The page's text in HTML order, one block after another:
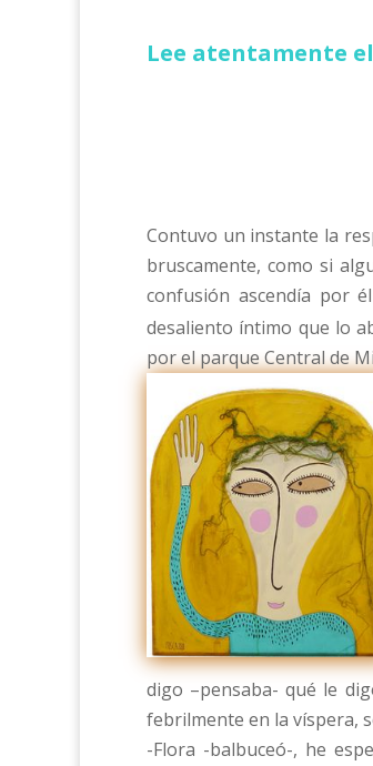
Lee atentamente
Contuvo un instante la
bruscamente, como si
confusión ascendía por
desaliento íntimo que lo
por el parque Central de
digo –pensaba- qué le
febrilmente en la víspera,
-Flora -balbuceó-, he